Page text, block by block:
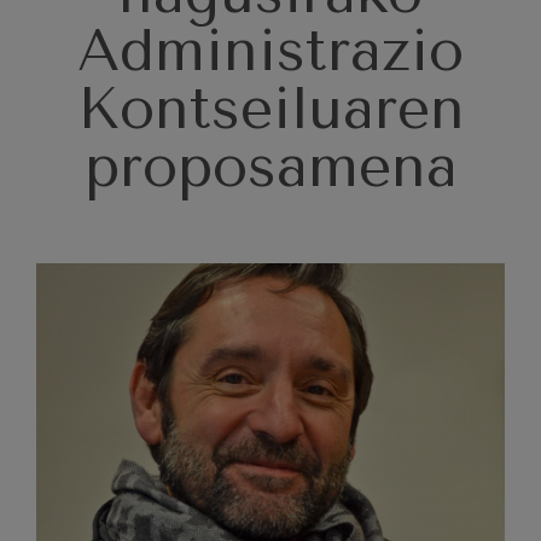
Administrazio
Kontseiluaren
proposamena
J. C. Arriaga: Los esclavos
J. C. Arriaga
Joseph Haydn: 83. Sinfonia
Joseph Haydn
El cant dels ocells
Franz Schmidt: 4. Sinfonia
Franz Schmidt
Johannes Brahms: 2. Sinfonia
Johannes Brahms
Antonin Dvorak: 6. Sinfonia
Antonin Dvorak
Johannes Brahms: Pianorako
1. Kontzertua
Johannes Brahms
Ludwig van Beethoven: 2.
Sinfonia
Ludwig van Beethoven
Wolfgang Amadeus Mozart:
Biolinerako 5. Kontzertua